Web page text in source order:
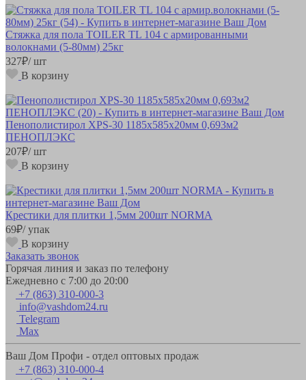
Стяжка для пола TOILER TL 104 с армированными
волокнами (5-80мм) 25кг
327₽/ шт
В корзину
Пенополистирол XPS-30 1185х585х20мм 0,693м2
ПЕНОПЛЭКС
207₽/ шт
В корзину
Крестики для плитки 1,5мм 200шт NORMA
69₽/ упак
В корзину
Заказать звонок
Горячая линия и заказ по телефону
Ежедневно с 7:00 до 20:00
+7 (863) 310-000-3
info@vashdom24.ru
Telegram
Max
Ваш Дом Профи - отдел оптовых продаж
+7 (863) 310-000-4